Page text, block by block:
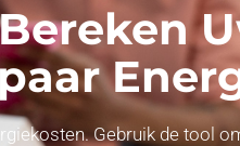
Gebruik de tool